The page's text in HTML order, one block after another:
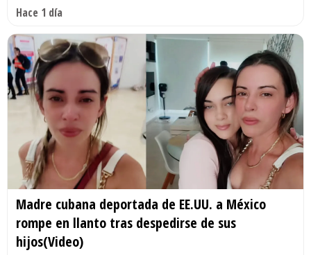
Hace 1 día
Madre cubana deportada de EE.UU. a México
rompe en llanto tras despedirse de sus
hijos(Video)